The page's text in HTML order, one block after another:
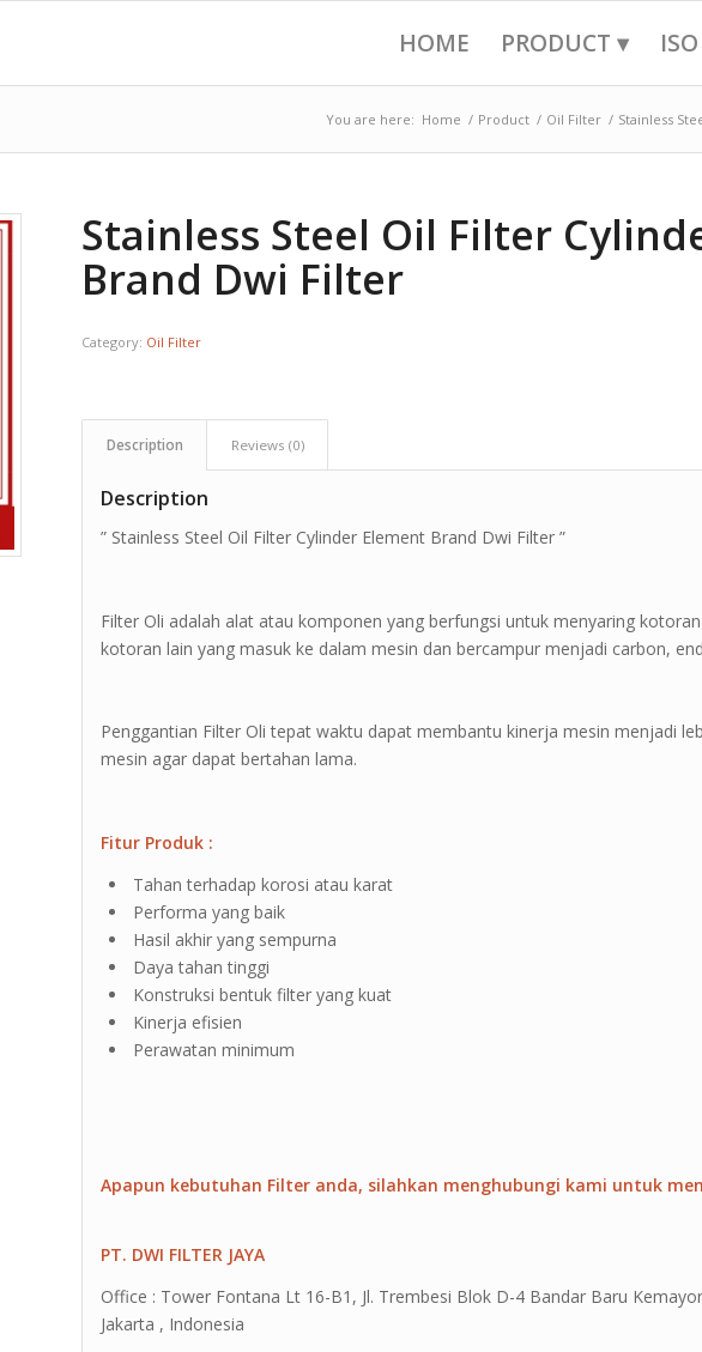
HOME PRODUCT ▾
You are here: Home / Product / Oil Filter / Stainless
Stainless Steel Oil Filter
Brand Dwi Filter
Category: Oil Filter
Description Reviews (0)
Description
” Stainless Steel Oil Filter Cylinder Element Brand Dwi Filter ”
Filter Oli adalah alat atau komponen yang berfungsi untuk menyaring
kotoran lain yang masuk ke dalam mesin dan bercampur menjadi carbon,
Penggantian Filter Oli tepat waktu dapat membantu kinerja mesin menjadi
mesin agar dapat bertahan lama.
Fitur Produk :
Tahan terhadap korosi atau karat
Performa yang baik
Hasil akhir yang sempurna
Daya tahan tinggi
Konstruksi bentuk filter yang kuat
Kinerja efisien
Perawatan minimum
Apapun kebutuhan Filter anda, silahkan menghubungi kami untuk
PT. DWI FILTER JAYA
Office : Tower Fontana Lt 16-B1, Jl. Trembesi Blok D-4 Bandar Baru
Jakarta , Indonesia